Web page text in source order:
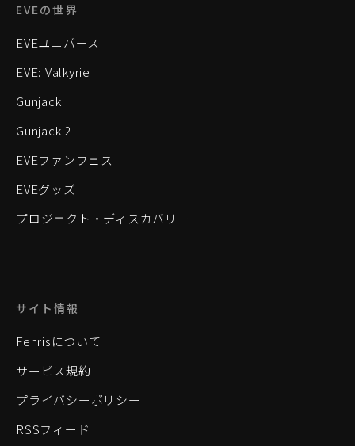
EVEの世界
EVEユニバース
EVE: Valkyrie
Gunjack
Gunjack 2
EVEファンフェス
EVEグッズ
プロジェクト・ディスカバリー
サイト情報
Fenrisについて
サービス規約
プライバシーポリシー
RSSフィード